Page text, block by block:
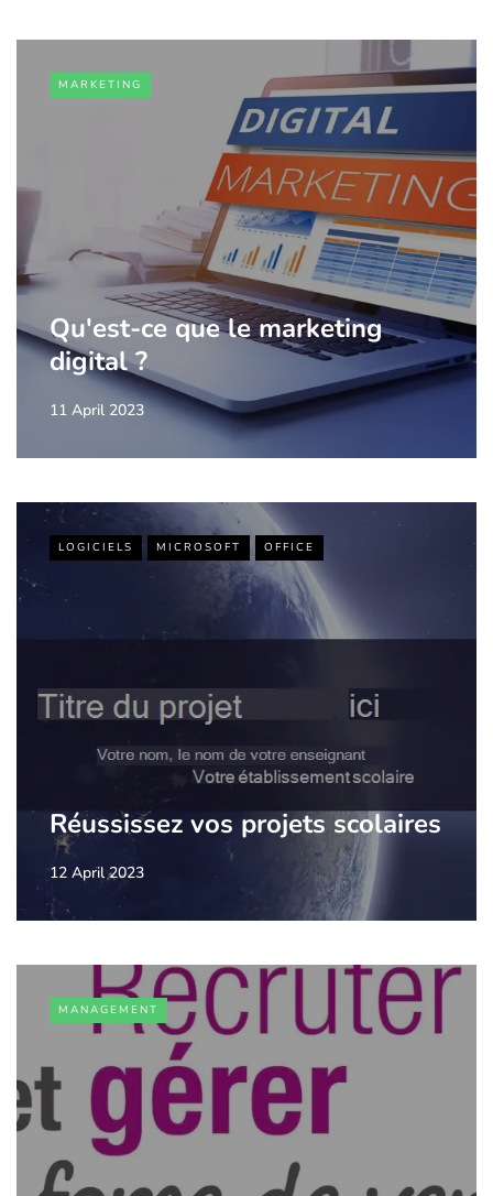
MARKETING
Qu'est-ce que le marketing
digital ?
11 April 2023
LOGICIELS MICROSOFT OFFICE
Réussissez vos projets scolaires
12 April 2023
MANAGEMENT